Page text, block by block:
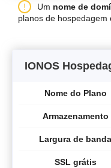
Um nome de
planos de hospedagem
IONOS
Nome do Plano
Armazenamento
Largura de banda
SSL grátis